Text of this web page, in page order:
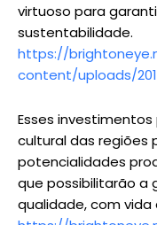
virtuoso para
sustentabilidade.
https://
content/uploads/
Esses
cultural das regiões
potencialidades
que possibilitarão a
qualidade, com vida